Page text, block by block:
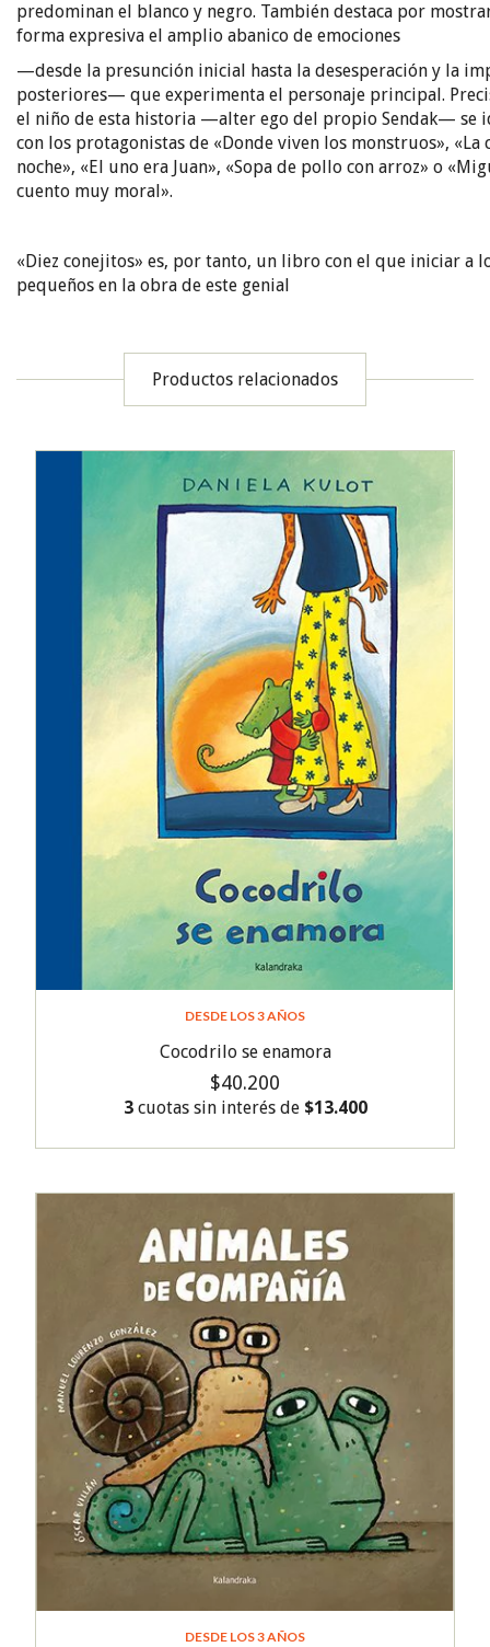
predominan el blanco y negro. También destaca por
forma expresiva el amplio abanico de emociones
—desde la presunción inicial hasta la desesperación y la
posteriores— que experimenta el personaje principal.
el niño de esta historia —alter ego del propio Sendak— se
con los protagonistas de «Donde viven los monstruos», «La
noche», «El uno era Juan», «Sopa de pollo con arroz» o
cuento muy moral».
«Diez conejitos» es, por tanto, un libro con el que iniciar a
pequeños en la obra de este genial
Productos relacionados
DESDE LOS 3 AÑOS
Cocodrilo se enamora
$40.200
3cuotas sin interés de $13.400
DESDE LOS 3 AÑOS